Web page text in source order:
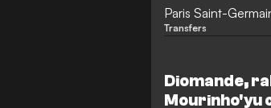
Paris Saint-
Transfers
Diomande,
Mourinho'yu